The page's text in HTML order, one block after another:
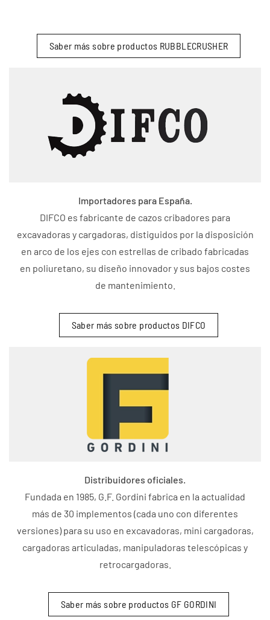
Saber más sobre productos RUBBLECRUSHER
Importadores para España.
DIFCO es fabricante de cazos cribadores para
excavadoras y cargadoras, distiguidos por la disposición
en arco de los ejes con estrellas de cribado fabricadas
en poliuretano, su diseño innovador y sus bajos costes
de mantenimiento.
Saber más sobre productos DIFCO
Distribuidores oficiales.
Fundada en 1985, G.F. Gordini fabrica en la actualidad
más de 30 implementos (cada uno con diferentes
versiones) para su uso en excavadoras, mini cargadoras,
cargadoras articuladas, manipuladoras telescópicas y
retrocargadoras.
Saber más sobre productos GF GORDINI